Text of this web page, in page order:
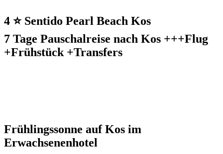
4 ⭐ Sentido Pearl Beach Kos
7 Tage Pauschalreise nach Kos +++Flug
+Frühstück +Transfers
Frühlingssonne auf Kos im
Erwachsenenhotel